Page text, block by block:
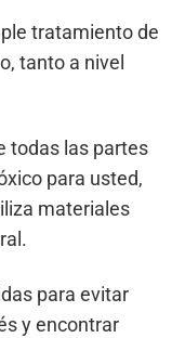
tratamiento de
tanto a nivel
todas las partes
para usted,
materiales
para evitar
y encontrar